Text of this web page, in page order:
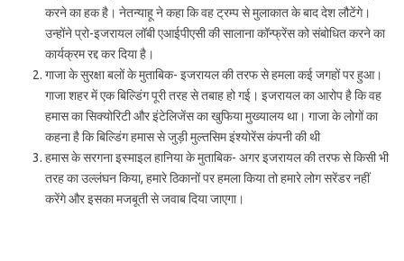
करने का हक है। नेतन्याहू ने कहा कि वह ट्रम्प से मुलाकात के बाद देश लौटेंगे।
उन्होंने प्रो-इजरायल लॉबी एआईपीएसी की सालाना कॉन्फ्रेंस को संबोधित करने का
कार्यक्रम रद्द कर दिया है।
गाजा के सुरक्षा बलों के मुताबिक- इजरायल की तरफ से हमला कई जगहों पर हुआ।
गाजा शहर में एक बिल्डिंग पूरी तरह से तबाह हो गई। इजरायल का आरोप है कि वह
हमास का सिक्योरिटी और इंटेलिजेंस का खुफिया मुख्यालय था। गाजा के लोगों का
कहना है कि बिल्डिंग हमास से जुड़ी मुल्तसिम इंश्योरेंस कंपनी की थी
हमास के सरगना इस्माइल हानिया के मुताबिक- अगर इजरायल की तरफ से किसी भी
तरह का उल्लंघन किया, हमारे ठिकानों पर हमला किया तो हमारे लोग सरेंडर नहीं
करेंगे और इसका मजबूती से जवाब दिया जाएगा।